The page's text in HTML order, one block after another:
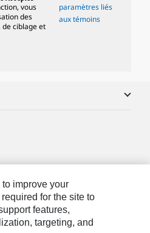
vous
des
ciblage et
paramètres liés
aux témoins
improve your
for the site to
features,
targeting, and